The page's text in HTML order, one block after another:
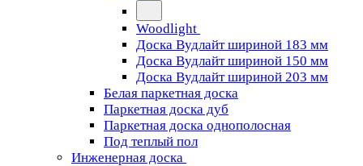
Woodlight
Доска Вудлайт шириной 183 мм
Доска Вудлайт шириной 150 мм
Доска Вудлайт шириной 203 мм
Белая паркетная доска
Паркетная доска дуб
Паркетная доска однополосная
Под теплый пол
Инженерная доска